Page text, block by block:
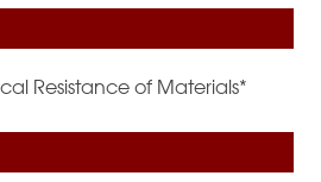
Resistance of Materials*